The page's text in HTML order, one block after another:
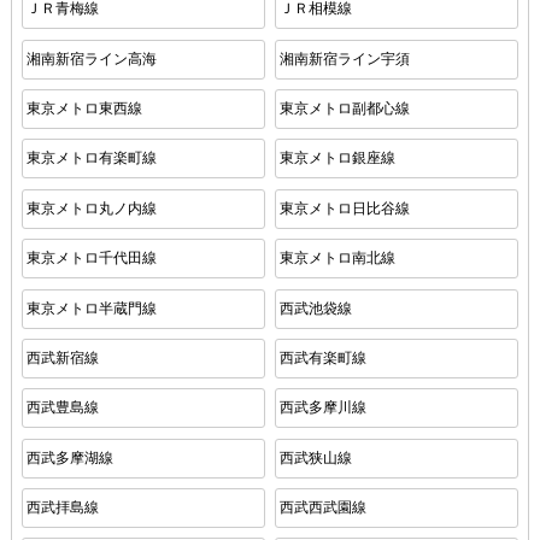
ＪＲ青梅線 ＪＲ相模線
湘南新宿ライン高海 湘南新宿ライン宇須
東京メトロ東西線 東京メトロ副都心線
東京メトロ有楽町線 東京メトロ銀座線
東京メトロ丸ノ内線 東京メトロ日比谷線
東京メトロ千代田線 東京メトロ南北線
東京メトロ半蔵門線 西武池袋線
西武新宿線 西武有楽町線
西武豊島線 西武多摩川線
西武多摩湖線 西武狭山線
西武拝島線 西武西武園線